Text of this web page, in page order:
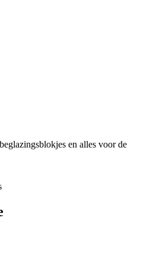
en alles voor de